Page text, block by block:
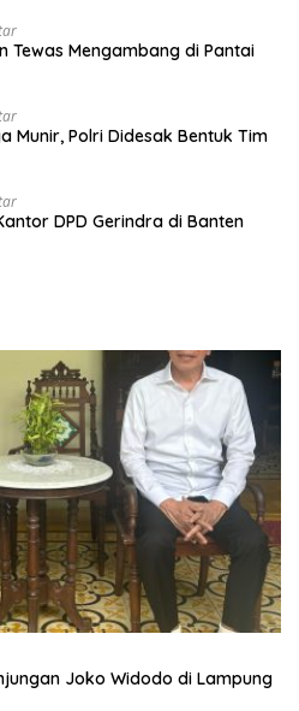
Tewas Mengambang di Pantai
Munir, Polri Didesak Bentuk Tim
DPD Gerindra di Banten
Joko Widodo di Lampung